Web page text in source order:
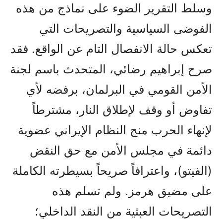
وسلط التقرير الضوء على نماذج من هذه
الفوضى السياسية والتصريحات التي
تعكس حالة الانفصال التام عن الواقع. فقد
صرح إبراهيم رضائي، المتحدث باسم لجنة
الأمن القومي في البرلمان، برفضه لأي
تفاوض أو وقف لإطلاق النار، مشترطاً
لإنهاء الحرب منح النظام الإيراني عضوية
دائمة في مجلس الأمن مع حق النقض
(الفيتو)، واعترافاً صريحاً بسيطرته الكاملة
على مضيق هرمز. ولم تسلم هذه
التصريحات العبثية من النقد الداخلي؛